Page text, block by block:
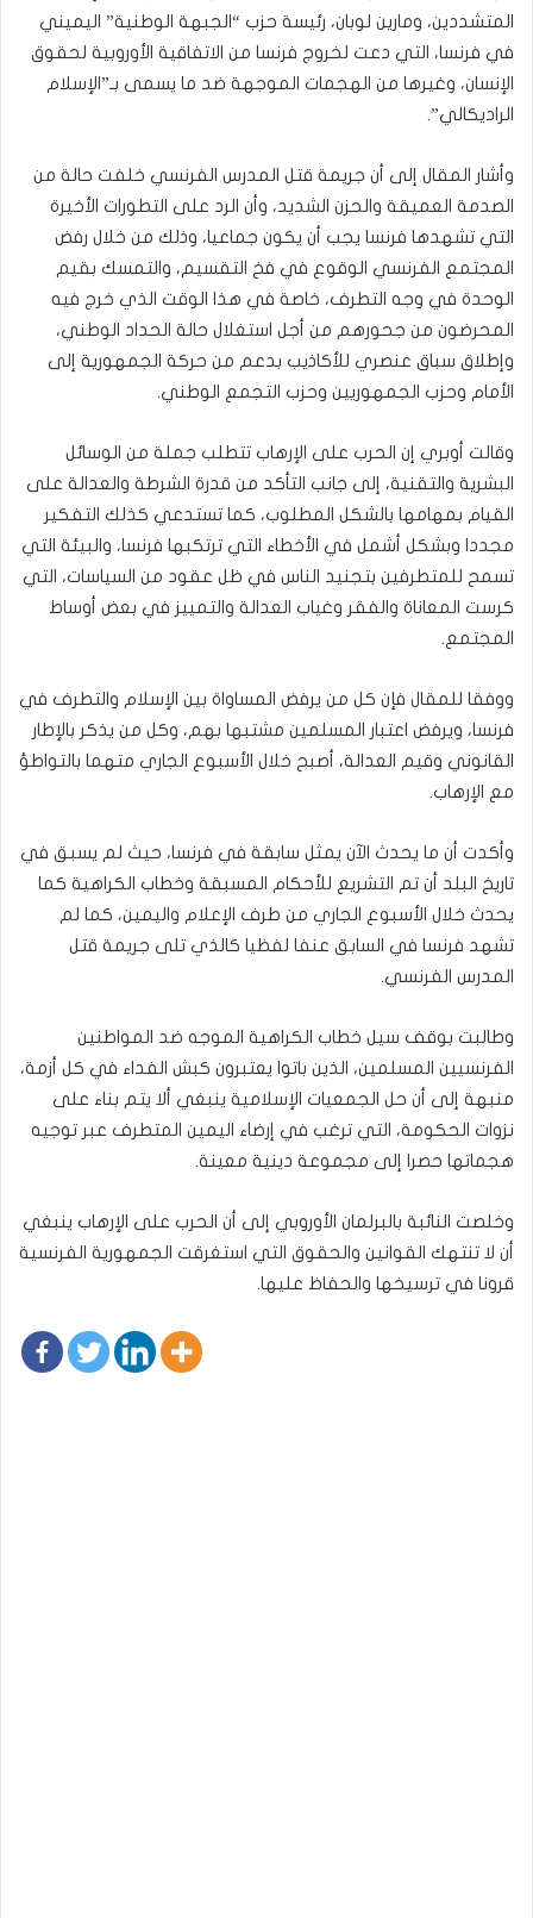
المتشددين، ومارين لوبان، رئيسة حزب “الجبهة الوطنية” اليميني
في فرنسا، التي دعت لخروج فرنسا من الاتفاقية الأوروبية لحقوق
الإنسان، وغيرها من الهجمات الموجهة ضد ما يسمى بـ”الإسلام
الراديكالي”.
وأشار المقال إلى أن جريمة قتل المدرس الفرنسي خلفت حالة من
الصدمة العميقة والحزن الشديد، وأن الرد على التطورات الأخيرة
التي تشهدها فرنسا يجب أن يكون جماعيا، وذلك من خلال رفض
المجتمع الفرنسي الوقوع في فخ التقسيم، والتمسك بقيم
الوحدة في وجه التطرف، خاصة في هذا الوقت الذي خرج فيه
المحرضون من جحورهم من أجل استغلال حالة الحداد الوطني،
وإطلاق سباق عنصري للأكاذيب بدعم من حركة الجمهورية إلى
الأمام وحزب الجمهوريين وحزب التجمع الوطني.
وقالت أوبري إن الحرب على الإرهاب تتطلب جملة من الوسائل
البشرية والتقنية، إلى جانب التأكد من قدرة الشرطة والعدالة على
القيام بمهامها بالشكل المطلوب، كما تستدعي كذلك التفكير
مجددا وبشكل أشمل في الأخطاء التي ترتكبها فرنسا، والبيئة التي
تسمح للمتطرفين بتجنيد الناس في ظل عقود من السياسات، التي
كرست المعاناة والفقر وغياب العدالة والتمييز في بعض أوساط
المجتمع.
ووفقا للمقال فإن كل من يرفض المساواة بين الإسلام والتطرف في
فرنسا، ويرفض اعتبار المسلمين مشتبها بهم، وكل من يذكر بالإطار
القانوني وقيم العدالة، أصبح خلال الأسبوع الجاري متهما بالتواطؤ
مع الإرهاب.
وأكدت أن ما يحدث الآن يمثل سابقة في فرنسا، حيث لم يسبق في
تاريخ البلد أن تم التشريع للأحكام المسبقة وخطاب الكراهية كما
يحدث خلال الأسبوع الجاري من طرف الإعلام واليمين، كما لم
تشهد فرنسا في السابق عنفا لفظيا كالذي تلى جريمة قتل
المدرس الفرنسي.
وطالبت بوقف سيل خطاب الكراهية الموجه ضد المواطنين
الفرنسيين المسلمين، الذين باتوا يعتبرون كبش الفداء في كل أزمة،
منبهة إلى أن حل الجمعيات الإسلامية ينبغي ألا يتم بناء على
نزوات الحكومة، التي ترغب في إرضاء اليمين المتطرف عبر توجيه
هجماتها حصرا إلى مجموعة دينية معينة.
وخلصت النائبة بالبرلمان الأوروبي إلى أن الحرب على الإرهاب ينبغي
أن لا تنتهك القوانين والحقوق التي استغرقت الجمهورية الفرنسية
قرونا في ترسيخها والحفاظ عليها.